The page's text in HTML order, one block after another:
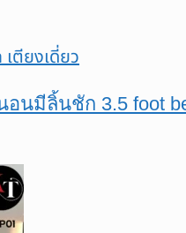
มีลิ้นชัก 3.5 foot